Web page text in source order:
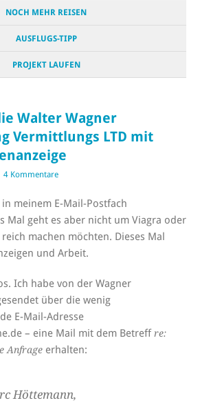
NOCH MEHR REISEN
AUSFLUGS-TIPP
PROJEKT LAUFEN
Walter Wagner
Vermittlungs LTD mit
4 Kommentare
meinem E-Mail-Postfach
Mal geht es aber nicht um Viagra oder
machen möchten. Dieses Mal
und Arbeit.
Ich habe von der Wagner
über die wenig
E-Mail-Adresse
– eine Mail mit dem Betreff re:
Anfrage erhalten:
Höttemann,